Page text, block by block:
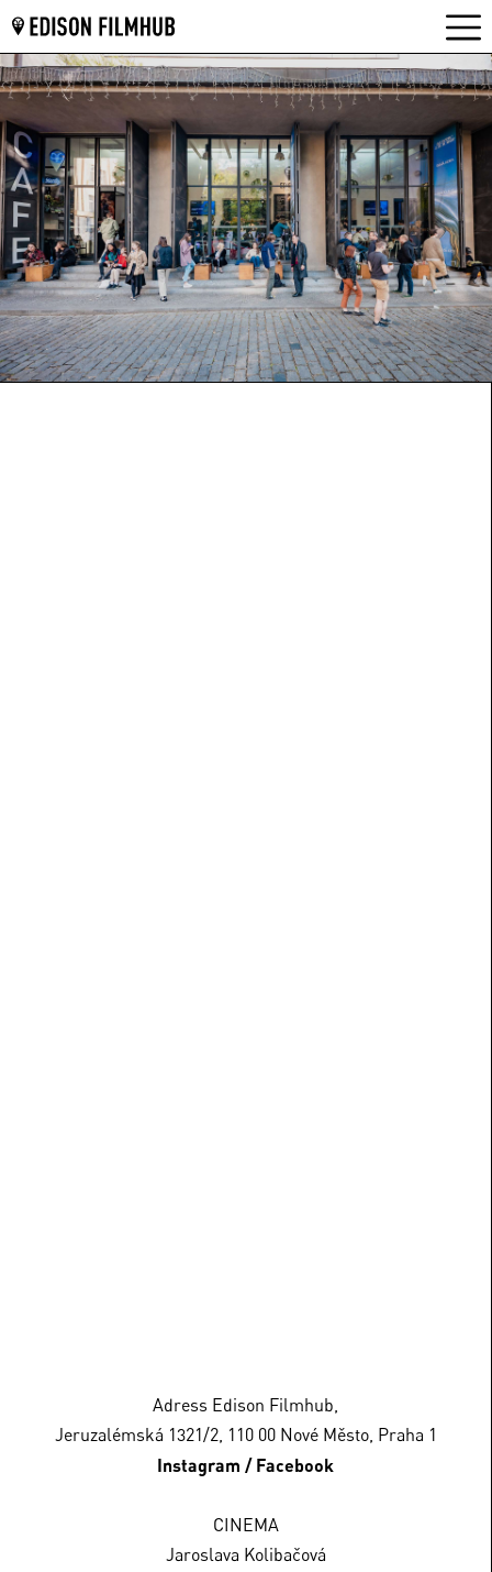
Adress Edison Filmhub,
Jeruzalémská 1321/2, 110 00 Nové Město, Praha 1
Instagram / Facebook
CINEMA
Jaroslava Kolibačová